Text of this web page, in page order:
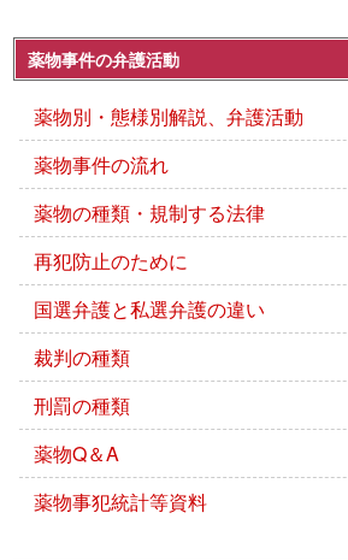
薬物事件の弁護活動
薬物別・態様別解説、弁護活動
薬物事件の流れ
薬物の種類・規制する法律
再犯防止のために
国選弁護と私選弁護の違い
裁判の種類
刑罰の種類
薬物Q＆A
薬物事犯統計等資料